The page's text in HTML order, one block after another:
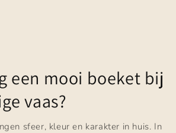
een mooi boeket bij
vaas?
sfeer, kleur en karakter in huis. In